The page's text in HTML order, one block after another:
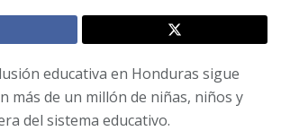
educativa en Honduras sigue
más de un millón de niñas, niños y
del sistema educativo.